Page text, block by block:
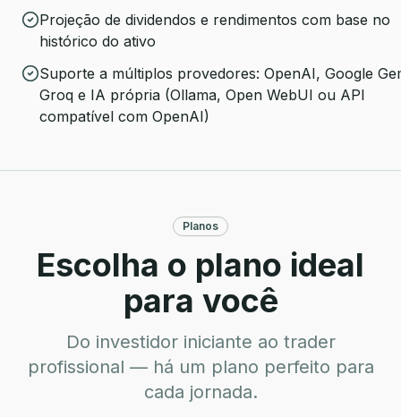
Projeção de dividendos e rendimentos com base no
histórico do ativo
Suporte a múltiplos provedores: OpenAI, Google
Groq e IA própria (Ollama, Open WebUI ou API
compatível com OpenAI)
Planos
Escolha o plano ideal
para você
Do investidor iniciante ao trader
profissional — há um plano perfeito para
cada jornada.